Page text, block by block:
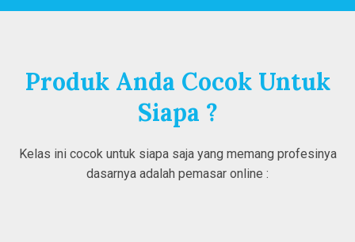
Produk Anda Cocok Untuk
Siapa ?
Kelas ini cocok untuk siapa saja yang memang profesinya
dasarnya adalah pemasar online :